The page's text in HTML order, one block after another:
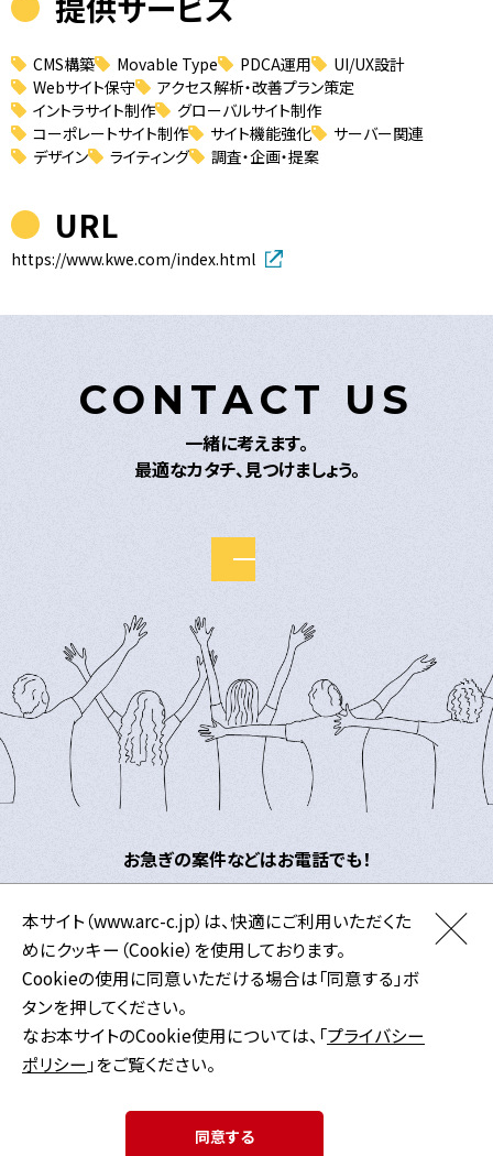
CMS構築 Movable Type PDCA運用
UI/UX設計
Webサイト保守
アクセス解析・改善プラン策定
イントラサイト制作
グローバルサイト制作
コーポレートサイト制作
サイト機能強化
サーバー関連
デザイン
ライティング 調査・企画・提案
URL
https://www.kwe.com/index.html
CONTACT US
一緒に考えます。
最適なカタチ、見つけましょう。
お急ぎの案件などはお電話でも！
03-5730-6146
サイトマップ
利用規約
本サイト（www.arc-c.jp）は、快適にご利用いただくた
めにクッキー（Cookie）を使用しております。
Cookieの使用に同意いただける場合は「同意する」ボ
タンを押してください。
なお本サイトのCookie使用については、「プライバシー
ポリシー 」をご覧ください。
同意する